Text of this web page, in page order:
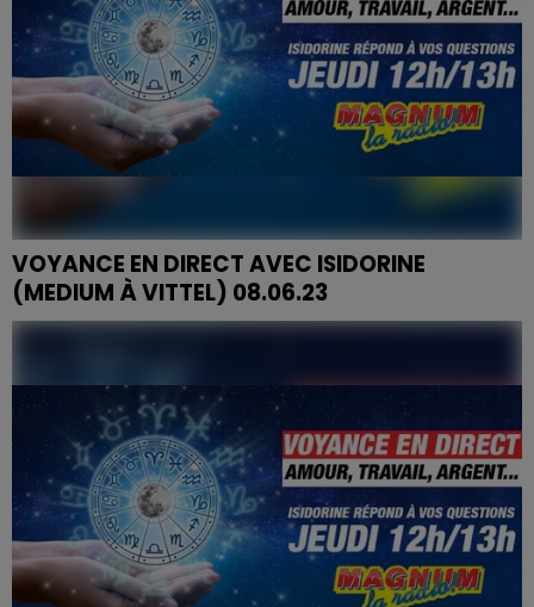
VOYANCE EN DIRECT AVEC ISIDORINE
(MEDIUM À VITTEL) 08.06.23